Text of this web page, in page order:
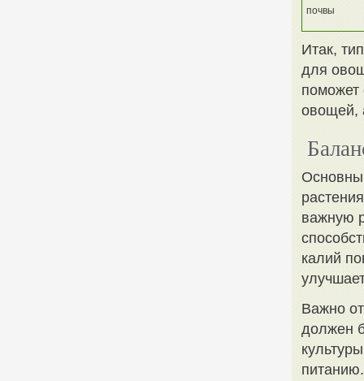
почвы
Итак,
для
поможет
овощей,
важную
калий
Важно
должен